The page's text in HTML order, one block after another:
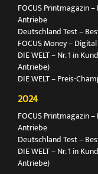
FOCUS Printmagazin
Antriebe
Deutschland Test –
FOCUS Money –
DIE WELT – Nr. 1 in
Antriebe)
DIE WELT – Preis-
2024
FOCUS Printmagazin
Antriebe
Deutschland Test –
DIE WELT – Nr. 1 in
Antriebe)